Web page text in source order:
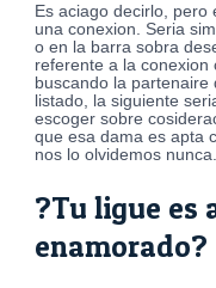
Es aciago decirlo,
una conexion. Seri­a
o en la barra sobra
referente a la conexion
buscando la partenaire
listado, la siguiente
escoger sobre
que esa dama es apta
nos lo olvidemos
?Tu ligue es
enamorado?